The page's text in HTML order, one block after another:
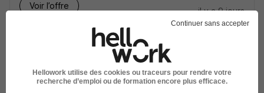
Voir l’offre
il y a 9 jours
Continuer sans accepter
Hellowork utilise des cookies ou traceurs pour rendre votre
recherche d’emploi ou de formation encore plus efficace.